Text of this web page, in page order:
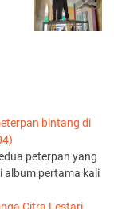
bintang di
peterpan yang
album pertama kali